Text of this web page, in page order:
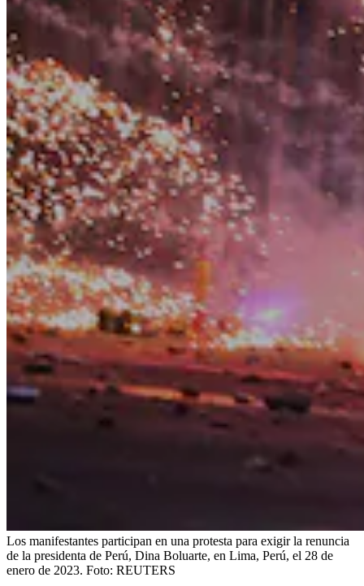
Los manifestantes participan en una protesta para exigir la renuncia
de la presidenta de Perú, Dina Boluarte, en Lima, Perú, el 28 de
enero de 2023. Foto: REUTERS